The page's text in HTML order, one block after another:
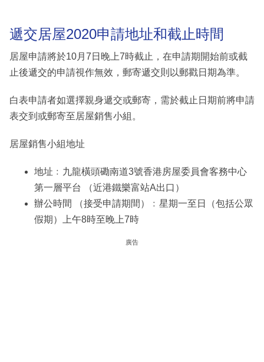
遞交居屋2020申請地址和截止時間
居屋申請將於10月7日晚上7時截止，在申請期開始前或截
止後遞交的申請視作無效，郵寄遞交則以郵戳日期為準。
白表申請者如選擇親身遞交或郵寄，需於截止日期前將申請
表交到或郵寄至居屋銷售小組。
居屋銷售小組地址
地址﹕九龍橫頭磡南道3號香港房屋委員會客務中心
第一層平台 （近港鐵樂富站A出口）
辦公時間 （接受申請期間）﹕星期一至日（包括公眾
假期）上午8時至晚上7時
廣告